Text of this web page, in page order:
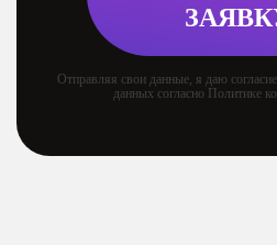
Отправляя свои данные, я даю
данных согласно Политике